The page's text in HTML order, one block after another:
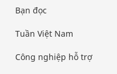
Bạn đọc
Tuần Việt Nam
Công nghiệp hỗ trợ